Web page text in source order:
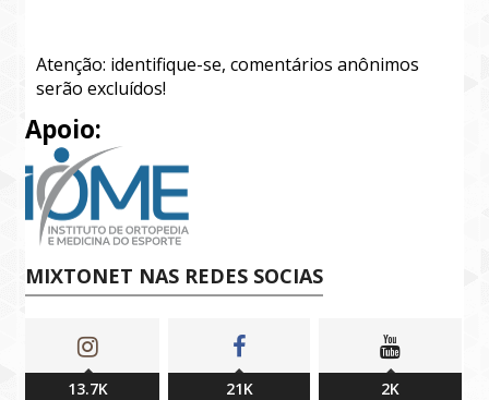
Atenção: identifique-se, comentários anônimos
serão excluídos!
Apoio:
MIXTONET NAS REDES SOCIAS
13.7K 21K 2K